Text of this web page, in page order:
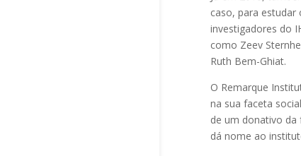
caso, para estudar
investigadores do
como Zeev
Ruth Bem-Ghiat.
O Remarque
na sua faceta
de um donativo da
dá nome ao